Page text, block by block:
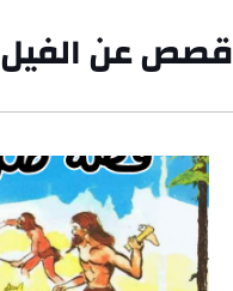
قصص عن الفيل